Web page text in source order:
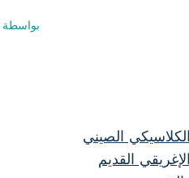
بواسطة
الصيني
القديم